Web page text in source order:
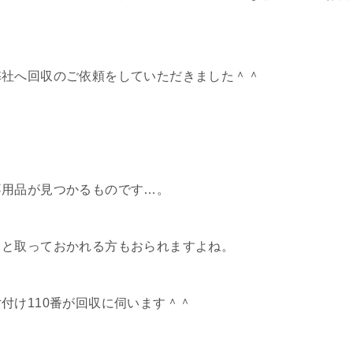
へ回収のご依頼をしていただきました＾＾
品が見つかるものです…。
取っておかれる方もおられますよね。
け110番が回収に伺います＾＾